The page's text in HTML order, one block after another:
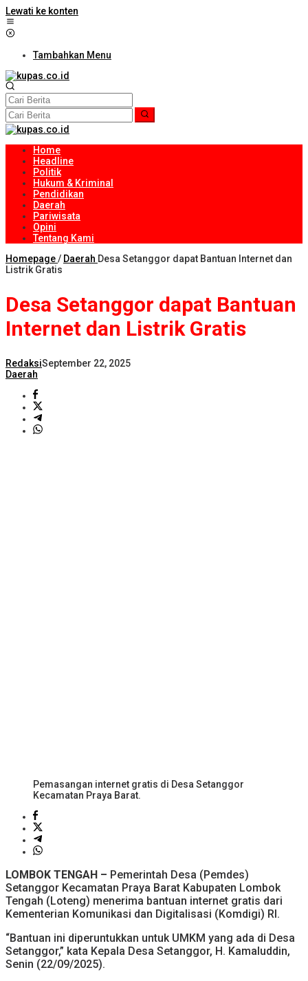
Lewati ke konten
Tambahkan Menu
Home
Headline
Politik
Hukum & Kriminal
Pendidikan
Daerah
Pariwisata
Opini
Tentang Kami
Homepage/ Daerah Desa Setanggor dapat Bantuan Internet dan
Listrik Gratis
Desa Setanggor dapat Bantuan
Internet dan Listrik Gratis
RedaksiSeptember 22, 2025
Daerah
Pemasangan internet gratis di Desa Setanggor
Kecamatan Praya Barat.
LOMBOK TENGAH – Pemerintah Desa (Pemdes)
Setanggor Kecamatan Praya Barat Kabupaten Lombok
Tengah (Loteng) menerima bantuan internet gratis dari
Kementerian Komunikasi dan Digitalisasi (Komdigi) RI.
“Bantuan ini diperuntukkan untuk UMKM yang ada di Desa
Setanggor,” kata Kepala Desa Setanggor, H. Kamaluddin,
Senin (22/09/2025).